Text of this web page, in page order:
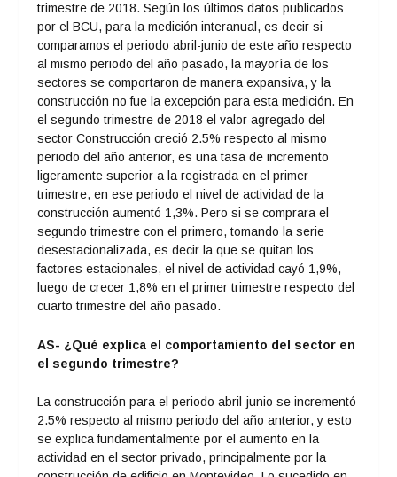
trimestre de 2018. Según los últimos datos publicados
por el BCU, para la medición interanual, es decir si
comparamos el periodo abril-junio de este año respecto
al mismo periodo del año pasado, la mayoría de los
sectores se comportaron de manera expansiva, y la
construcción no fue la excepción para esta medición. En
el segundo trimestre de 2018 el valor agregado del
sector Construcción creció 2.5% respecto al mismo
periodo del año anterior, es una tasa de incremento
ligeramente superior a la registrada en el primer
trimestre, en ese periodo el nivel de actividad de la
construcción aumentó 1,3%. Pero si se comprara el
segundo trimestre con el primero, tomando la serie
desestacionalizada, es decir la que se quitan los
factores estacionales, el nivel de actividad cayó 1,9%,
luego de crecer 1,8% en el primer trimestre respecto del
cuarto trimestre del año pasado.
AS- ¿Qué explica el comportamiento del sector en
el segundo trimestre?
La construcción para el periodo abril-junio se incrementó
2.5% respecto al mismo periodo del año anterior, y esto
se explica fundamentalmente por el aumento en la
actividad en el sector privado, principalmente por la